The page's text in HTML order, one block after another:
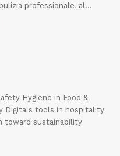
professionale, al…
Hygiene in Food &
Digitals tools in hospitality
toward sustainability